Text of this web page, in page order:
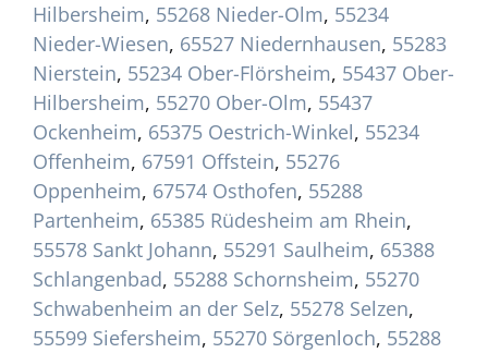
Hilbersheim, 55268 Nieder-Olm, 55234
Nieder-Wiesen, 65527 Niedernhausen, 55283
Nierstein, 55234 Ober-Flörsheim, 55437 Ober-
Hilbersheim, 55270 Ober-Olm, 55437
Ockenheim, 65375 Oestrich-Winkel, 55234
Offenheim, 67591 Offstein, 55276
Oppenheim, 67574 Osthofen, 55288
Partenheim, 65385 Rüdesheim am Rhein,
55578 Sankt Johann, 55291 Saulheim, 65388
Schlangenbad, 55288 Schornsheim, 55270
Schwabenheim an der Selz, 55278 Selzen,
55599 Siefersheim, 55270 Sörgenloch, 55288